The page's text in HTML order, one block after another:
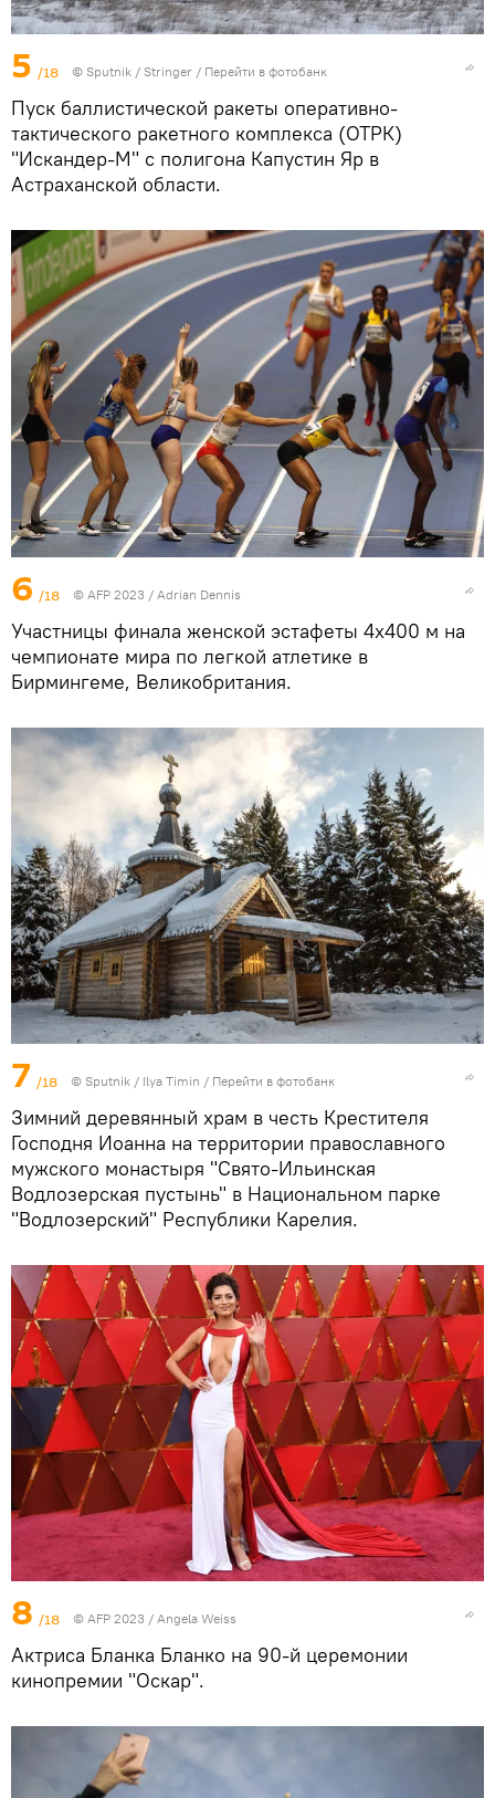
5 /18 © Sputnik / Stringer / Перейти в фотобанк
Пуск баллистической ракеты оперативно-
тактического ракетного комплекса (ОТРК)
"Искандер-М" с полигона Капустин Яр в
Астраханской области.
6 /18 © AFP 2023 / Adrian Dennis
Участницы финала женской эстафеты 4x400 м на
чемпионате мира по легкой атлетике в
Бирмингеме, Великобритания.
7 /18 © Sputnik / Ilya Timin / Перейти в фотобанк
Зимний деревянный храм в честь Крестителя
Господня Иоанна на территории православного
мужского монастыря "Свято-Ильинская
Водлозерская пустынь" в Национальном парке
"Водлозерский" Республики Карелия.
8 /18 © AFP 2023 / Angela Weiss
Актриса Бланка Бланко на 90-й церемонии
кинопремии "Оскар".